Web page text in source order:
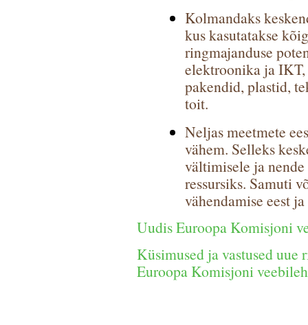
Kolmandaks
kus kasutatakse
ringmajanduse
elektroonika ja
pakendid, plastid,
toit.
Neljas meetmete
vähem. Selleks
vältimisele ja
ressursiks. Samuti
vähendamise eest
Uudis Euroopa Komisjoni
Küsimused ja vastused uue
Euroopa Komisjoni